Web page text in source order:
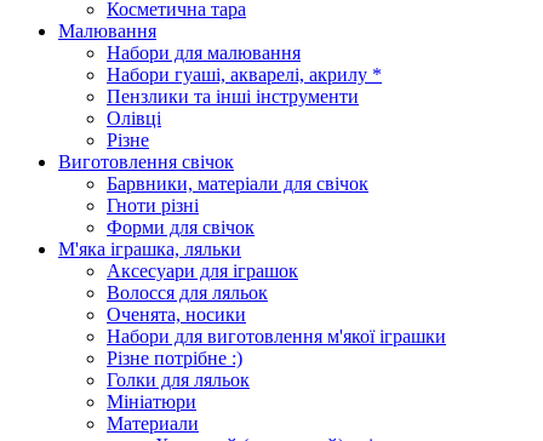
Косметична тара
Малювання
Набори для малювання
Набори гуаші, акварелі, акрилу *
Пензлики та інші інструменти
Олівці
Різне
Виготовлення свічок
Барвники, матеріали для свічок
Гноти різні
Форми для свічок
М'яка іграшка, ляльки
Аксесуари для іграшок
Волосся для ляльок
Оченята, носики
Набори для виготовлення м'якої іграшки
Різне потрібне :)
Голки для ляльок
Мініатюри
Материали